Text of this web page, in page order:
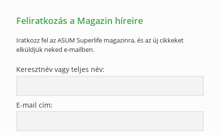
Feliratkozás a Magazin híreire
Iratkozz fel az ASUM Superlife magazinra, és az új cikkeket
elküldjük neked e-mailben.
Keresztnév vagy teljes név:
E-mail cím: